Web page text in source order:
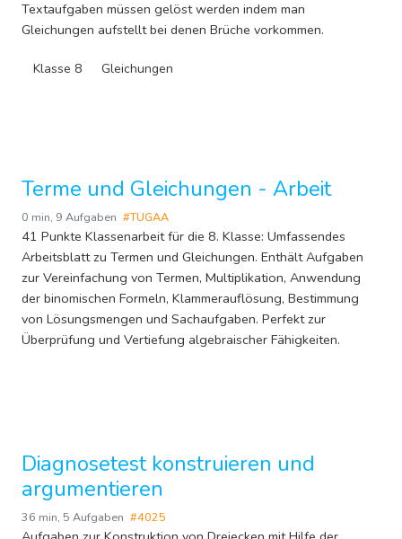
Textaufgaben müssen gelöst werden indem man
Gleichungen aufstellt bei denen Brüche vorkommen.
Klasse 8 Gleichungen
Terme und Gleichungen - Arbeit
0 min, 9 Aufgaben #TUGAA
41 Punkte Klassenarbeit für die 8. Klasse: Umfassendes
Arbeitsblatt zu Termen und Gleichungen. Enthält Aufgaben
zur Vereinfachung von Termen, Multiplikation, Anwendung
der binomischen Formeln, Klammerauflösung, Bestimmung
von Lösungsmengen und Sachaufgaben. Perfekt zur
Überprüfung und Vertiefung algebraischer Fähigkeiten.
Diagnosetest konstruieren und
argumentieren
36 min, 5 Aufgaben #4025